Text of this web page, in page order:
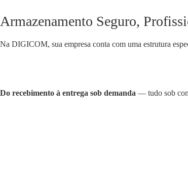
Armazenamento Seguro,
Na DIGICOM, sua empresa conta com uma estrutura
Do recebimento à entrega sob demanda — tudo sob